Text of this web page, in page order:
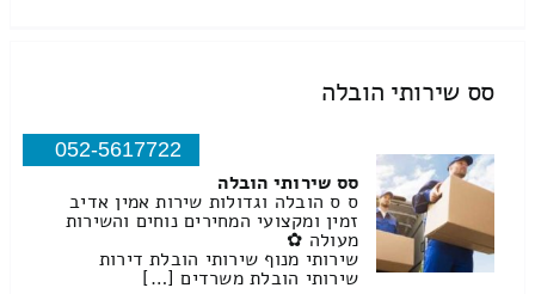
סס שירותי הובלה
052-5617722
סס שירותי הובלה
ס ס הובלה וגדולות שירות אמין אדיב
זמין ומקצועי המחירים נוחים והשירות
מעולה ✿
שירותי מנוף שירותי הובלת דירות
שירותי הובלת משרדים […]